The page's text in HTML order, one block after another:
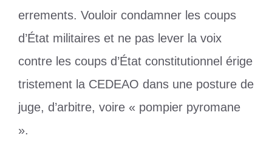
errements. Vouloir condamner les coups
d’État militaires et ne pas lever la voix
contre les coups d’État constitutionnel érige
tristement la CEDEAO dans une posture de
juge, d’arbitre, voire « pompier pyromane
».